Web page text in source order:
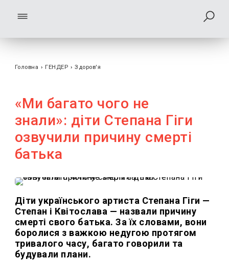
Головна › ГЕНДЕР › Здоров'я
«Ми багато чого не
знали»: діти Степана Гіги
озвучили причину смерті
батька
Діти українського артиста Степана Гіги —
Степан і Квітослава — назвали причину
смерті свого батька. За їх словами, вони
боролися з важкою недугою протягом
тривалого часу, багато говорили та
будували плани.